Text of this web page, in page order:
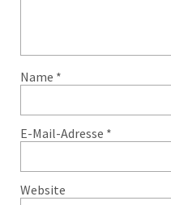
Name *
E-Mail-Adresse *
Website